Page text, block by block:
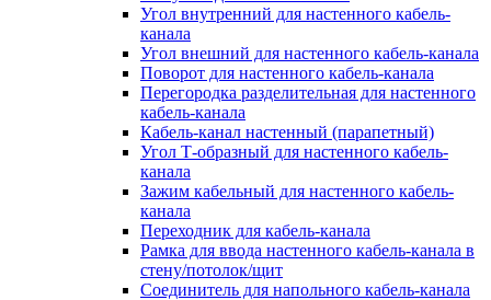
Угол внутренний для настенного кабель-
канала
Угол внешний для настенного кабель-канала
Поворот для настенного кабель-канала
Перегородка разделительная для настенного
кабель-канала
Кабель-канал настенный (парапетный)
Угол Т-образный для настенного кабель-
канала
Зажим кабельный для настенного кабель-
канала
Переходник для кабель-канала
Рамка для ввода настенного кабель-канала в
стену/потолок/щит
Соединитель для напольного кабель-канала